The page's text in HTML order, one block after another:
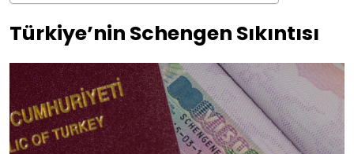
Türkiye’nin Schengen Sıkıntısı